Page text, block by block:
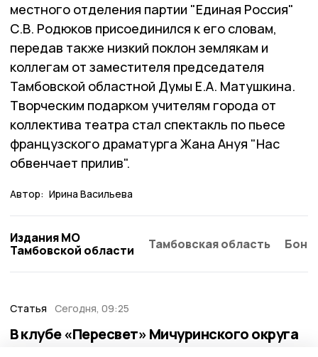
местного отделения партии "Единая Россия"
С.В. Родюков присоединился к его словам,
передав также низкий поклон землякам и
коллегам от заместителя председателя
Тамбовской областной Думы Е.А. Матушкина.
Творческим подарком учителям города от
коллектива театра стал спектакль по пьесе
французского драматурга Жана Ануя "Нас
обвенчает прилив".
Автор: Ирина Васильева
Издания МО
Тамбовской области
Тамбовская область
Статья Сегодня, 09:25
В клубе «Пересвет» Мичуринского округа